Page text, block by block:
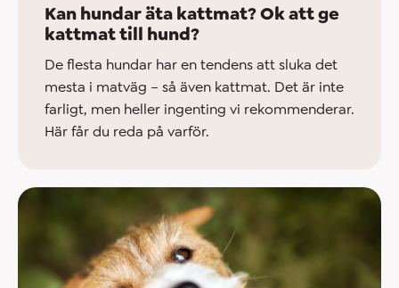
Kan hundar äta kattmat? Ok att ge
kattmat till hund?
De flesta hundar har en tendens att sluka det
mesta i matväg – så även kattmat. Det är inte
farligt, men heller ingenting vi rekommenderar.
Här får du reda på varför.